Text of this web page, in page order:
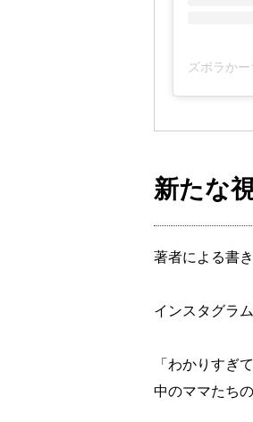
ズボラか
新たな
著者による書
インスタグラ
「わかりすぎ
中のママたち